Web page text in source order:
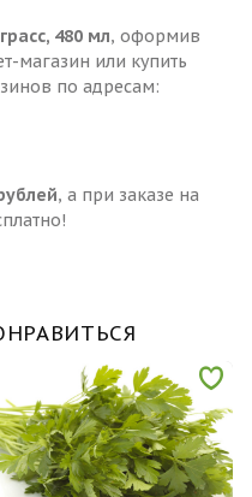
480 мл, оформив
магазин или купить
по адресам:
, а при заказе на